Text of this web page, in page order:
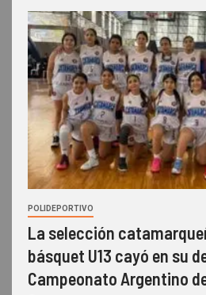
POLIDEPORTIVO
La selección
básquet U13 cayó en su
Campeonato Argentino